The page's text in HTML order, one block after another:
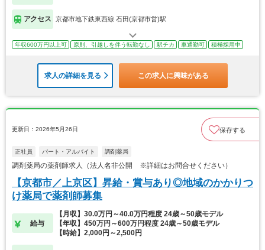
アクセス 京都市地下鉄東西線 石田(京都市営)駅
年収600万円以上可 原則、引越しを伴う転勤なし 駅チカ 車通勤可 積極採用中
求人の詳細を見る この求人に興味がある
更新日：2026年5月26日 保存する
正社員 パート・アルバイト 調剤薬局
調剤薬局の薬剤師求人（法人名非公開 ※詳細はお問合せください）
【京都市／上京区】昇給・賞与あり◎地域のかかりつ
け薬局で薬剤師募集
給与
【月収】30.0万円～40.0万円程度 24歳～50歳モデル
【年収】450万円～600万円程度 24歳～50歳モデル
【時給】2,000円～2,500円